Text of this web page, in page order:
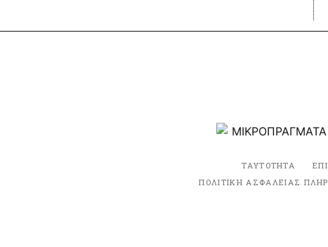
ΤΑΥΤΟΤΗΤΑ
ΠΟΛΙΤΙΚΗ ΑΣΦΑΛΕΙΑΣ